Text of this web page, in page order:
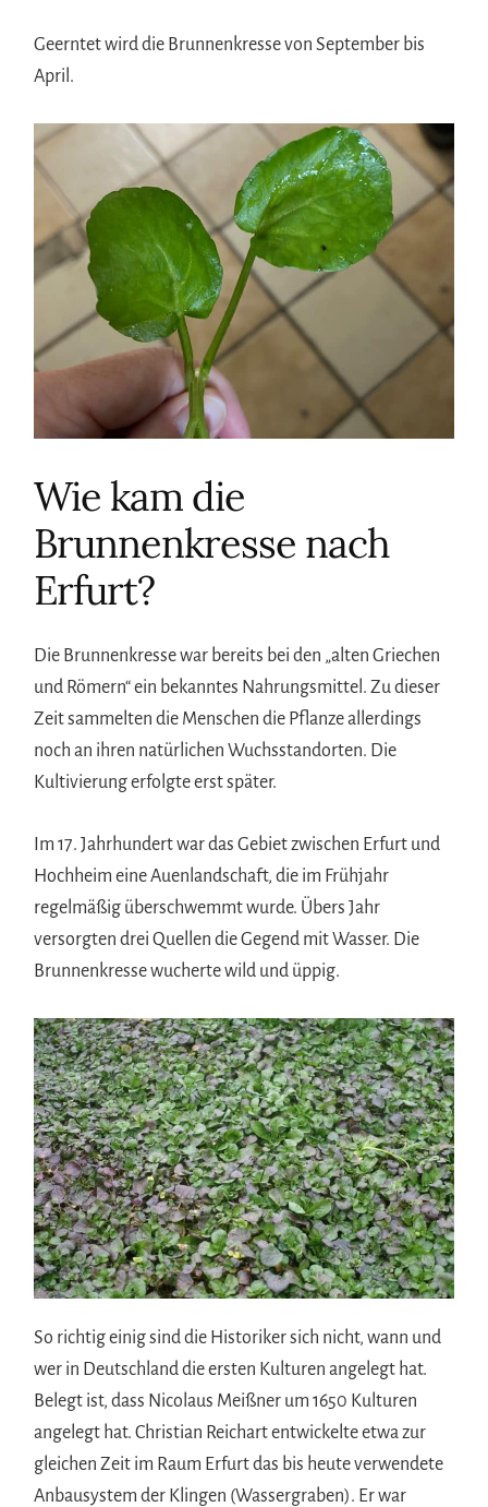
Geerntet wird die Brunnenkresse von September bis
April.
Wie kam die
Brunnenkresse nach
Erfurt?
Die Brunnenkresse war bereits bei den „alten Griechen
und Römern“ ein bekanntes Nahrungsmittel. Zu dieser
Zeit sammelten die Menschen die Pflanze allerdings
noch an ihren natürlichen Wuchsstandorten. Die
Kultivierung erfolgte erst später.
Im 17. Jahrhundert war das Gebiet zwischen Erfurt und
Hochheim eine Auenlandschaft, die im Frühjahr
regelmäßig überschwemmt wurde. Übers Jahr
versorgten drei Quellen die Gegend mit Wasser. Die
Brunnenkresse wucherte wild und üppig.
So richtig einig sind die Historiker sich nicht, wann und
wer in Deutschland die ersten Kulturen angelegt hat.
Belegt ist, dass Nicolaus Meißner um 1650 Kulturen
angelegt hat. Christian Reichart entwickelte etwa zur
gleichen Zeit im Raum Erfurt das bis heute verwendete
Anbausystem der Klingen (Wassergraben). Er war